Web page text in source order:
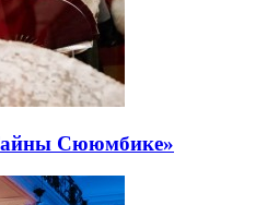
Сююмбике»